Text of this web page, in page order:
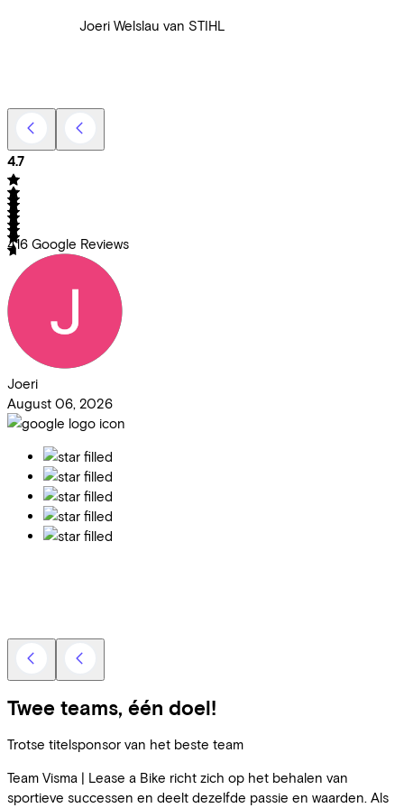
Joeri Welslau van STIHL
4.7
416 Google Reviews
Joeri
August 06, 2026
Twee teams, één doel!
Trotse titelsponsor van het beste team
Team Visma | Lease a Bike richt zich op het behalen van
sportieve successen en deelt dezelfde passie en waarden. Als